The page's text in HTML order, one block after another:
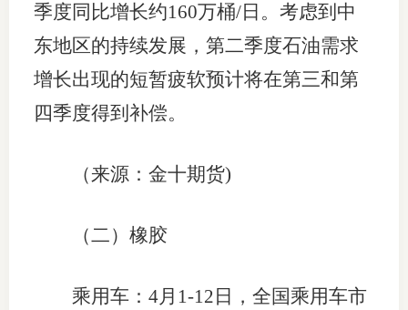
季度同比增长约160万桶/日。考虑到中
东地区的持续发展，第二季度石油需求
增长出现的短暂疲软预计将在第三和第
四季度得到补偿。
（来源：金十期货)
（二）橡胶
乘用车：4月1-12日，全国乘用车市